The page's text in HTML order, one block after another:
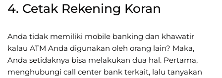
4. Cetak Rekening Koran
Anda tidak memiliki mobile banking dan khawatir
kalau ATM Anda digunakan oleh orang lain? Maka,
Anda setidaknya bisa melakukan dua hal. Pertama,
menghubungi call center bank terkait, lalu tanyakan